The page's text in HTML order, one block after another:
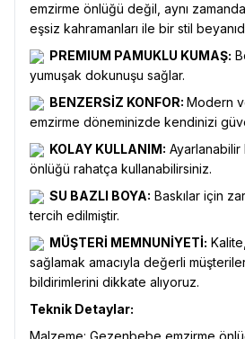
emzirme önlüğü değil, aynı
eşsiz kahramanları ile bir stil
PREMIUM PAMUKLU KUMAŞ:
yumuşak dokunuşu sağlar.
BENZERSİZ KONFOR: Modern
emzirme döneminizde kendinizi
KOLAY KULLANIM: Ayarlanabilir
önlüğü rahatça kullanabilirsiniz.
SU BAZLI BOYA: Baskılar için
tercih edilmiştir.
MÜŞTERİ MEMNUNİYETİ:
sağlamak amacıyla değerli
bildirimlerini dikkate alıyoruz.
Teknik Detaylar: